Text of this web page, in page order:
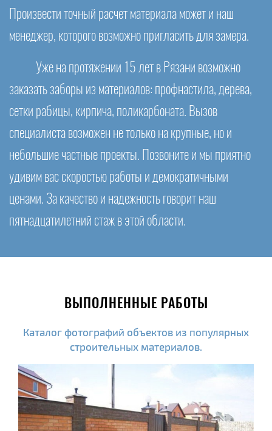
Произвести точный расчет материала может и наш
менеджер, которого возможно пригласить для замера.
Уже на протяжении 15 лет в Рязани возможно
заказать заборы из материалов: профнастила, дерева,
сетки рабицы, кирпича, поликарбоната. Вызов
специалиста возможен не только на крупные, но и
небольшие частные проекты. Позвоните и мы приятно
удивим вас скоростью работы и демократичными
ценами. За качество и надежность говорит наш
пятнадцатилетний стаж в этой области.
ВЫПОЛНЕННЫЕ РАБОТЫ
Каталог фотографий объектов из популярных
строительных материалов.